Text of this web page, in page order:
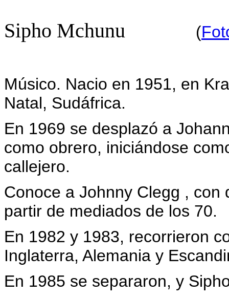
Sipho Mchunu (
Músico. Nacio en 1951, en
Natal, Sudáfrica.
En 1969 se desplazó a
como obrero, iniciándose
callejero.
Conoce a Johnny Clegg ,
partir de mediados de los 70.
En 1982 y 1983, recorrieron
Inglaterra, Alemania y
En 1985 se separaron, y